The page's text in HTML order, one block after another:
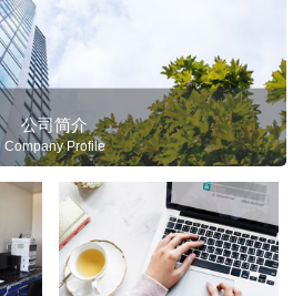
公司简介
Company Profile